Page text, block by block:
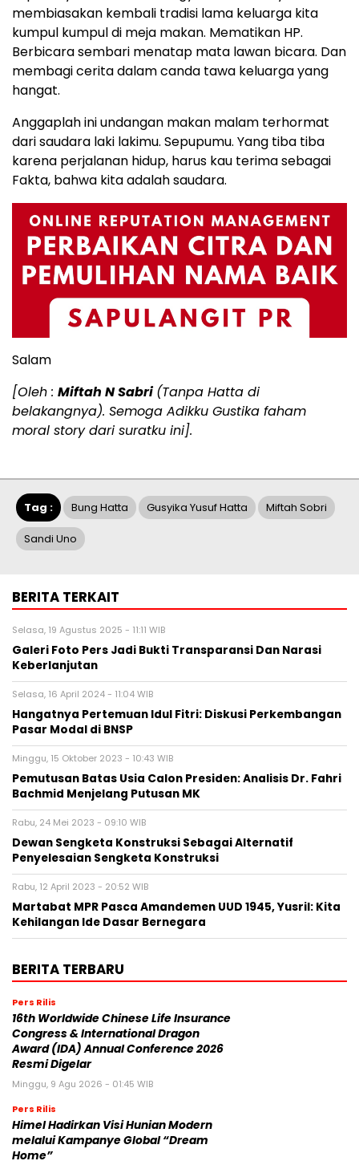
membiasakan kembali tradisi lama keluarga kita
kumpul kumpul di meja makan. Mematikan HP.
Berbicara sembari menatap mata lawan bicara. Dan
membagi cerita dalam canda tawa keluarga yang
hangat.
Anggaplah ini undangan makan malam terhormat
dari saudara laki lakimu. Sepupumu. Yang tiba tiba
karena perjalanan hidup, harus kau terima sebagai
Fakta, bahwa kita adalah saudara.
Salam
[Oleh : Miftah N Sabri(Tanpa Hatta di
belakangnya). Semoga Adikku Gustika faham
moral story dari suratku ini].
Tag : Bung Hatta Gusyika Yusuf Hatta Miftah Sobri
Sandi Uno
BERITA TERKAIT
Selasa, 19 Agustus 2025 - 11:11 WIB
Galeri Foto Pers Jadi Bukti Transparansi Dan Narasi
Keberlanjutan
Selasa, 16 April 2024 - 11:04 WIB
Hangatnya Pertemuan Idul Fitri: Diskusi Perkembangan
Pasar Modal di BNSP
Minggu, 15 Oktober 2023 - 10:43 WIB
Pemutusan Batas Usia Calon Presiden: Analisis Dr. Fahri
Bachmid Menjelang Putusan MK
Rabu, 24 Mei 2023 - 09:10 WIB
Dewan Sengketa Konstruksi Sebagai Alternatif
Penyelesaian Sengketa Konstruksi
Rabu, 12 April 2023 - 20:52 WIB
Martabat MPR Pasca Amandemen UUD 1945, Yusril: Kita
Kehilangan Ide Dasar Bernegara
BERITA TERBARU
Pers Rilis
16th Worldwide Chinese Life Insurance
Congress & International Dragon
Award (IDA) Annual Conference 2026
Resmi Digelar
Minggu, 9 Agu 2026 - 01:45 WIB
Pers Rilis
Himel Hadirkan Visi Hunian Modern
melalui Kampanye Global “Dream
Home”